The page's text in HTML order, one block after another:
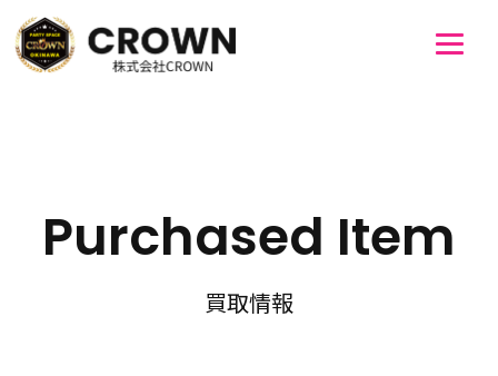
Purchased Item
買取情報